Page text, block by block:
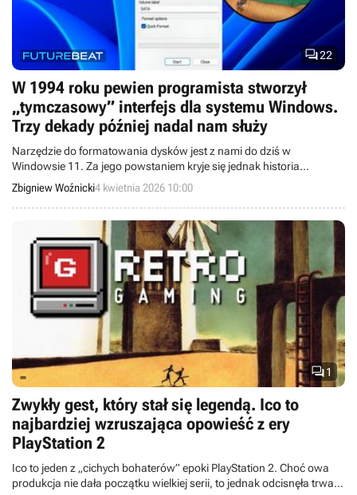
22
W 1994 roku pewien programista stworzył
„tymczasowy” interfejs dla systemu Windows.
Trzy dekady później nadal nam służy
Narzędzie do formatowania dysków jest z nami do dziś w
Windowsie 11. Za jego powstaniem kryje się jednak historia
tworzenia „na szybko” rozwiązania tymczasowego i wynikających z
tego konsekwencji.
Zbigniew Woźnicki4 kwietnia 2026 10:00
1
Zwykły gest, który stał się legendą. Ico to
najbardziej wzruszająca opowieść z ery
PlayStation 2
Ico to jeden z „cichych bohaterów” epoki PlayStation 2. Choć owa
produkcja nie dała początku wielkiej serii, to jednak odcisnęła trwałe